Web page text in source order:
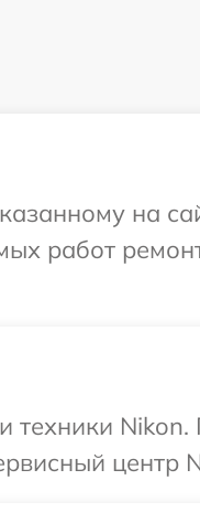
на
работ
техники Nikon.
центр